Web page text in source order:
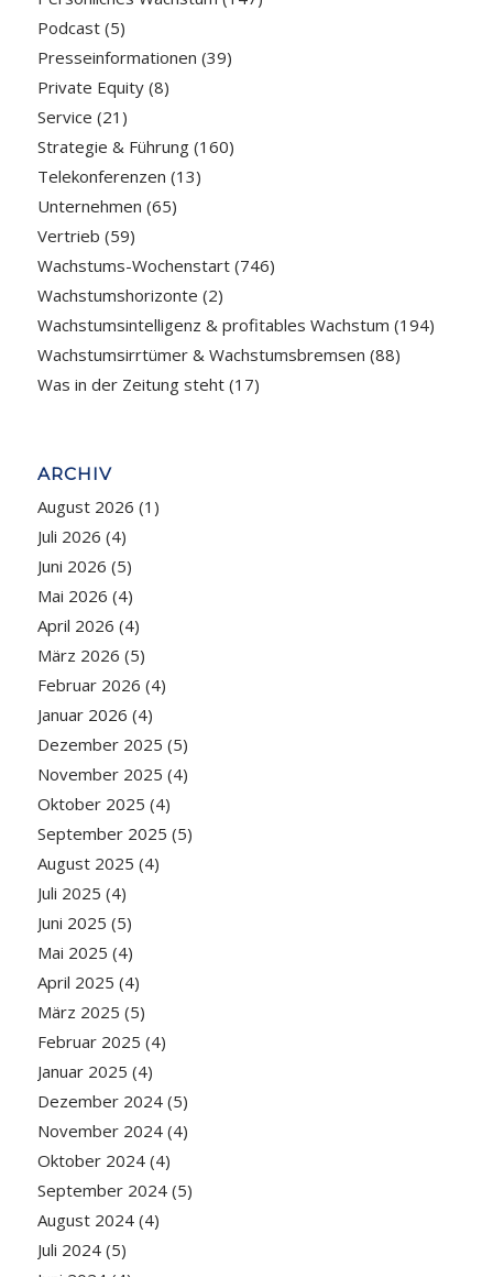
Podcast(5)
Presseinformationen (39)
Private Equity(8)
Service (21)
Strategie & Führung(160)
Telekonferenzen (13)
Unternehmen (65)
Vertrieb (59)
Wachstums-Wochenstart(746)
Wachstumshorizonte (2)
Wachstumsintelligenz & profitables Wachstum (194)
Wachstumsirrtümer & Wachstumsbremsen (88)
Was in der Zeitung steht(17)
ARCHIV
August 2026 (1)
Juli 2026 (4)
Juni 2026 (5)
Mai 2026 (4)
April 2026 (4)
März 2026 (5)
Februar 2026 (4)
Januar 2026 (4)
Dezember 2025 (5)
November 2025 (4)
Oktober 2025 (4)
September 2025 (5)
August 2025 (4)
Juli 2025 (4)
Juni 2025 (5)
Mai 2025 (4)
April 2025 (4)
März 2025 (5)
Februar 2025 (4)
Januar 2025 (4)
Dezember 2024(5)
November 2024(4)
Oktober 2024(4)
September 2024(5)
August 2024(4)
Juli 2024(5)